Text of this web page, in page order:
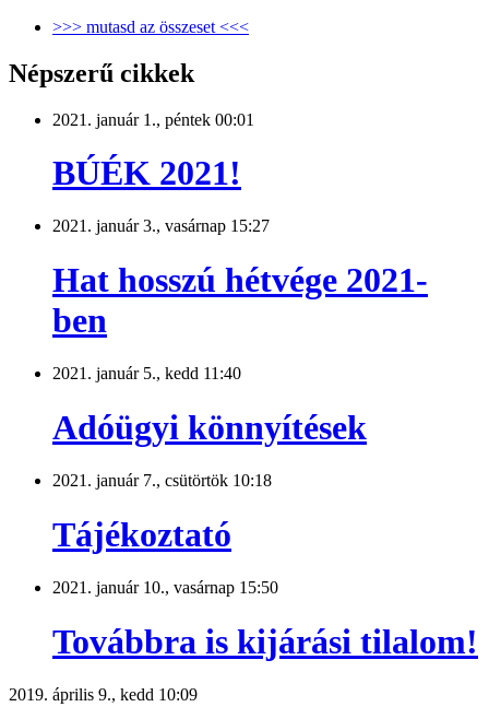
>>> mutasd az összeset <<<
Népszerű cikkek
2021. január 1., péntek 00:01
BÚÉK 2021!
2021. január 3., vasárnap 15:27
Hat hosszú hétvége 2021-
ben
2021. január 5., kedd 11:40
Adóügyi könnyítések
2021. január 7., csütörtök 10:18
Tájékoztató
2021. január 10., vasárnap 15:50
Továbbra is kijárási tilalom!
2019. április 9., kedd 10:09